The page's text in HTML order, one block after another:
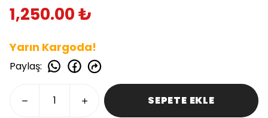
1,250.00 ₺
Yarın Kargoda!
Paylaş:
SEPETE EKLE